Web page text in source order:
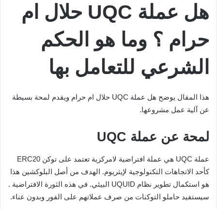
هل عملة UQC حلال ام
حرام ؟ وما هو الحكم
الشرعي للتعامل بها
هذا المقال يوضح هل عملة UQC حلال ام حرام ويقدم لمحة بسيطة
عن آلية عمل مشروعها.
لمحة عن عملة UQC
عملة UQC هي عملة افتراضية لامركزية تعتمد على توكن ERC20
كأحد الاتجاهات التكنولوجية لإيثريوم. الهدف من أصل البلوكشين هذا
هو استكمال تطوير نظام UQUID البيئي. في هذه الثورة الافتراضية .
سيستفيد حاملو التوكنات من صرف عملاتهم على الفور وبدون عناء.